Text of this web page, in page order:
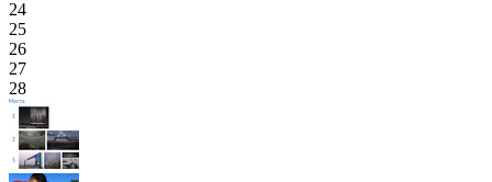
24
25
26
27
28